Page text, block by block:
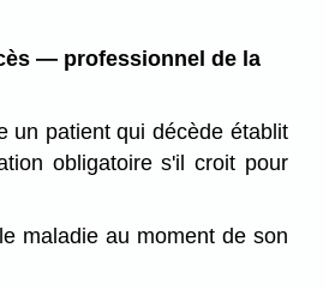
— professionnel de la
un patient qui décède établit
obligatoire s'il croit pour
maladie au moment de son